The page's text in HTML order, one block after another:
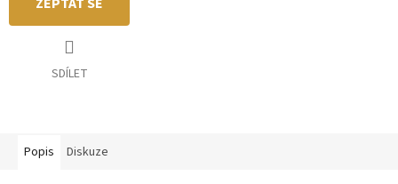
SDÍLET
Popis Diskuze